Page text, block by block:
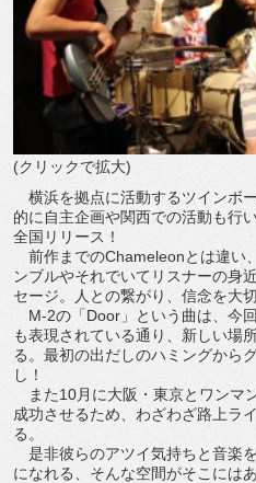
(クリックで拡大)
横浜を拠点に活動するツインボ
的に自主企画や関西での活動も行
全国リリース！
前作までのChameleonとは違い
ンブルやそれでいてリスナーの身
セージ。人との繋がり、信念を大
M-2の「Door」という曲は、今
も表現されている通り、新しい場
る。最初の出だしのハミングから
し！
また10月に大阪・東京とワンマ
成功させるため、わざわざ路上ラ
る。
是非彼らのアツイ気持ちと音楽
になれる、そんな空間がそこにはあ